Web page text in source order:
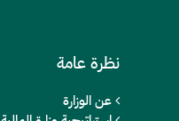
نظرة عامة
عن الوزارة